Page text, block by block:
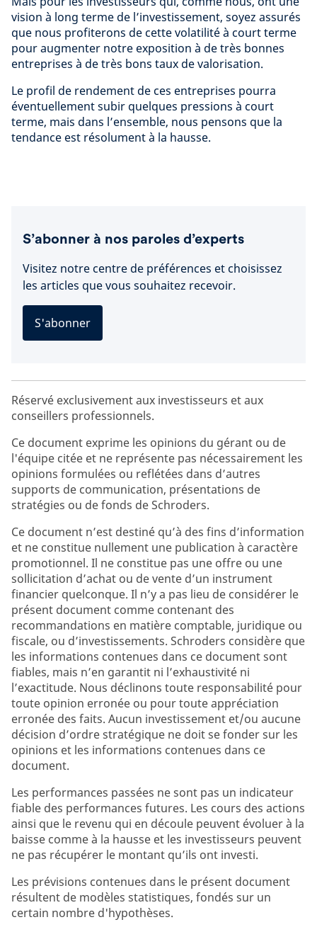
vision à long terme de l’investissement, soyez assurés
que nous profiterons de cette volatilité à court terme
pour augmenter notre exposition à de très bonnes
entreprises à de très bons taux de valorisation.
Le profil de rendement de ces entreprises pourra
éventuellement subir quelques pressions à court
terme, mais dans l’ensemble, nous pensons que la
tendance est résolument à la hausse.
S’abonner à nos paroles d’experts
Visitez notre centre de préférences et choisissez
les articles que vous souhaitez recevoir.
S'abonner
Réservé exclusivement aux investisseurs et aux
conseillers professionnels.
Ce document exprime les opinions du gérant ou de
l'équipe citée et ne représente pas nécessairement les
opinions formulées ou reflétées dans d’autres
supports de communication, présentations de
stratégies ou de fonds de Schroders.
Ce document n’est destiné qu’à des fins d’information
et ne constitue nullement une publication à caractère
promotionnel. Il ne constitue pas une offre ou une
sollicitation d’achat ou de vente d’un instrument
financier quelconque. Il n’y a pas lieu de considérer le
présent document comme contenant des
recommandations en matière comptable, juridique ou
fiscale, ou d’investissements. Schroders considère que
les informations contenues dans ce document sont
fiables, mais n’en garantit ni l’exhaustivité ni
l’exactitude. Nous déclinons toute responsabilité pour
toute opinion erronée ou pour toute appréciation
erronée des faits. Aucun investissement et/ou aucune
décision d’ordre stratégique ne doit se fonder sur les
opinions et les informations contenues dans ce
document.
Les performances passées ne sont pas un indicateur
fiable des performances futures. Les cours des actions
ainsi que le revenu qui en découle peuvent évoluer à la
baisse comme à la hausse et les investisseurs peuvent
ne pas récupérer le montant qu’ils ont investi.
Les prévisions contenues dans le présent document
résultent de modèles statistiques, fondés sur un
certain nombre d'hypothèses.